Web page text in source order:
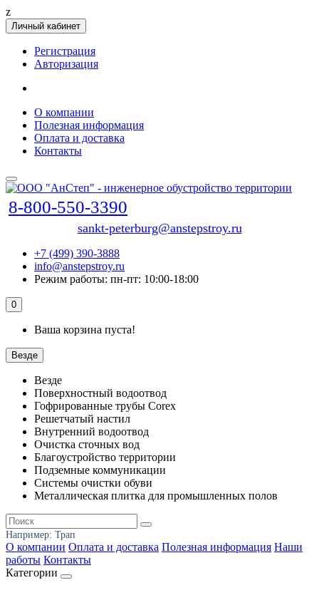
z
Личный кабинет
Регистрация
Авторизация
О компании
Полезная информация
Оплата и доставка
Контакты
8-800-550-3390
sankt-peterburg@anstepstroy.ru
+7 (499) 390-3888
info@anstepstroy.ru
Режим работы: пн-пт: 10:00-18:00
0
Ваша корзина пуста!
Везде
Везде
Поверхностный водоотвод
Гофрированные трубы Corex
Решетчатый настил
Внутренний водоотвод
Очистка сточных вод
Благоустройство территории
Подземные коммуникации
Системы очистки обуви
Металлическая плитка для промышленных полов
Например: Трап
О компании Оплата и доставка Полезная информация Наши
работы Контакты
Категории